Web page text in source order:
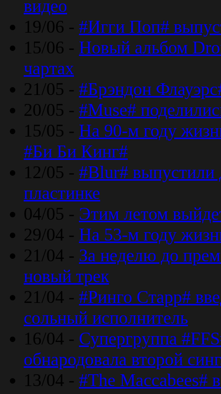
видео
19/06 - #Игги Поп#
15/06 - Новый альбом
чартах
21/05 - #Брэндон
20/05 - #Muse#
15/05 - На 90-м году
#Би Би Кинг#
12/05 - #Blur# выпустили
пластинке
04/05 - Этим летом
29/04 - На 53-м году
21/04 - За неделю до
новый трек
21/04 - #Ринго Старр#
сольный исполнитель
16/04 - Супергруппа
обнародовала второй
13/04 - #The Maccabees#